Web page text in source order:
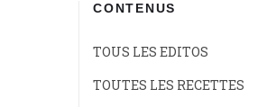
CONTENUS
TOUS LES EDITOS
TOUTES LES RECETTES